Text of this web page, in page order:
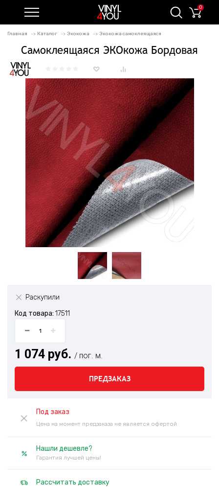
0
Главная Каталог Экокожа Экокожа самоклеящаяся
Самоклеящаяся ЭКОкожа Бордовая
Раскупили
Код товара: 17511
1 074 руб. / пог. м.
ПРЕДЗАКАЗ
Под заказ
Цена на момент предзаказа не является офертой
Нашли дешевле?
Гарантия лучшей цены!
Рассчитать доставку